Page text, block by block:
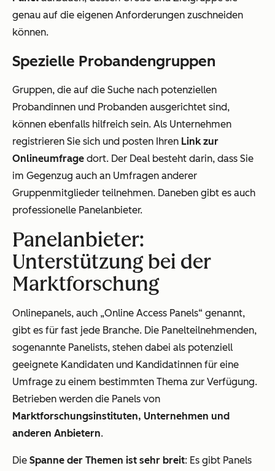
genau auf die eigenen Anforderungen zuschneiden
können.
Spezielle Probandengruppen
Gruppen, die auf die Suche nach potenziellen
Probandinnen und Probanden ausgerichtet sind,
können ebenfalls hilfreich sein. Als Unternehmen
registrieren Sie sich und posten Ihren Link zur
Onlineumfrage dort. Der Deal besteht darin, dass Sie
im Gegenzug auch an Umfragen anderer
Gruppenmitglieder teilnehmen. Daneben gibt es auch
professionelle Panelanbieter.
Panelanbieter:
Unterstützung bei der
Marktforschung
Onlinepanels, auch „Online Access Panels“ genannt,
gibt es für fast jede Branche. Die Panelteilnehmenden,
sogenannte Panelists, stehen dabei als potenziell
geeignete Kandidaten und Kandidatinnen für eine
Umfrage zu einem bestimmten Thema zur Verfügung.
Betrieben werden die Panels von
Marktforschungsinstituten, Unternehmen und
anderen Anbietern.
Die Spanne der Themen ist sehr breit: Es gibt Panels